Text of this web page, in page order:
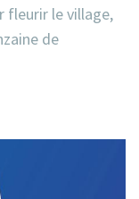
fleurir le village,
de